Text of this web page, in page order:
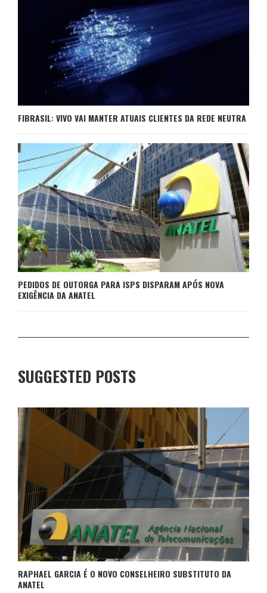
FIBRASIL: VIVO VAI MANTER ATUAIS CLIENTES DA REDE NEUTRA
PEDIDOS DE OUTORGA PARA ISPS DISPARAM APÓS NOVA
EXIGÊNCIA DA ANATEL
SUGGESTED POSTS
RAPHAEL GARCIA É O NOVO CONSELHEIRO SUBSTITUTO DA
ANATEL